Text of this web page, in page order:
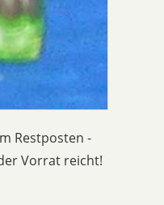
Vorrat reicht!